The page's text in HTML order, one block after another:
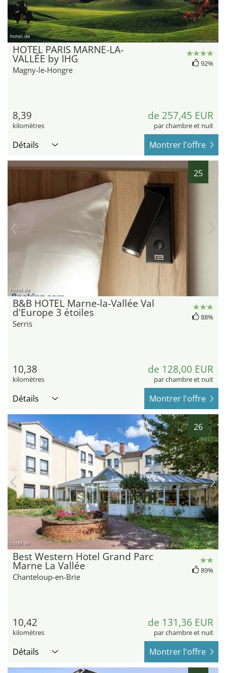
hotel.de
HOTEL PARIS MARNE-LA-
VALLÉE by IHG
Magny-le-Hongre
92%
8,39
kilomètres
de 257,45 EUR
par chambre et nuit
Détails Montrer l'offre
25
hotel.de
B&B HOTEL Marne-la-Vallée Val
d'Europe 3 étoiles
Serris
88%
10,38
kilomètres
de 128,00 EUR
par chambre et nuit
Détails Montrer l'offre
26
hotel.de
Best Western Hotel Grand Parc
Marne La Vallée
Chanteloup-en-Brie
89%
10,42
kilomètres
de 131,36 EUR
par chambre et nuit
Détails Montrer l'offre